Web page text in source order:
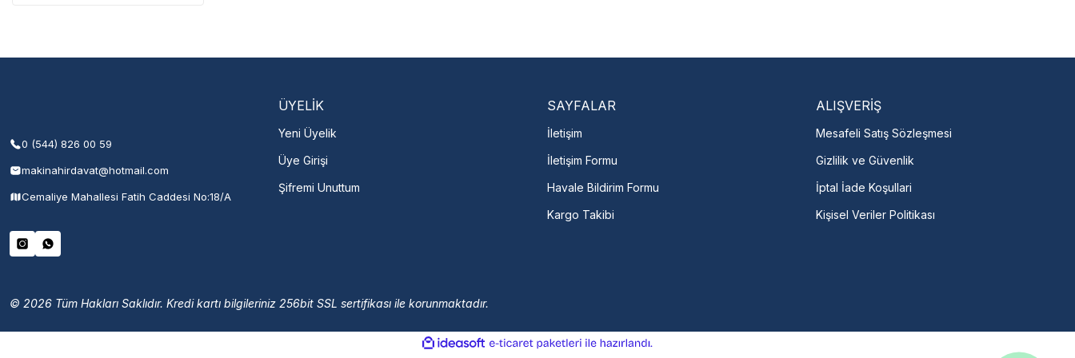
0 (544) 826 00 59
makinahirdavat@hotmail.com
Cemaliye Mahallesi Fatih Caddesi No:18/A
ÜYELİK
Yeni Üyelik
Üye Girişi
Şifremi Unuttum
SAYFALAR
İletişim
İletişim Formu
Havale Bildirim Formu
Kargo Takibi
ALIŞVERİŞ
Mesafeli Satış Sözleşmesi
Gizlilik ve Güvenlik
İptal İade Koşullari
Kişisel Veriler Politikası
© 2026 Tüm Hakları Saklıdır. Kredi kartı bilgileriniz 256bit SSL sertifikası ile korunmaktadır.
ideasoft
e-